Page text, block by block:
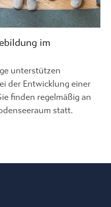
im
unterstützen
der Entwicklung einer
finden regelmäßig an
statt.